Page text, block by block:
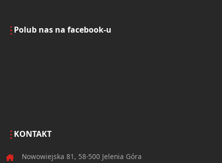
Polub nas na facebook-u
KONTAKT
Nowowiejska 81, 58-500 Jelenia Góra